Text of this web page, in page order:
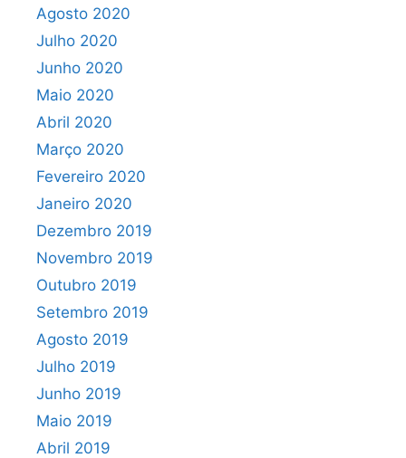
Agosto 2020
Julho 2020
Junho 2020
Maio 2020
Abril 2020
Março 2020
Fevereiro 2020
Janeiro 2020
Dezembro 2019
Novembro 2019
Outubro 2019
Setembro 2019
Agosto 2019
Julho 2019
Junho 2019
Maio 2019
Abril 2019